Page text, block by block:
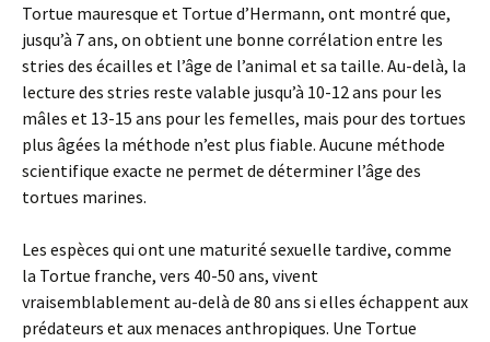
Tortue mauresque et Tortue d’Hermann, ont montré que,
jusqu’à 7 ans, on obtient une bonne corrélation entre les
stries des écailles et l’âge de l’animal et sa taille. Au-delà, la
lecture des stries reste valable jusqu’à 10-12 ans pour les
mâles et 13-15 ans pour les femelles, mais pour des tortues
plus âgées la méthode n’est plus fiable. Aucune méthode
scientifique exacte ne permet de déterminer l’âge des
tortues marines.
Les espèces qui ont une maturité sexuelle tardive, comme
la Tortue franche, vers 40-50 ans, vivent
vraisemblablement au-delà de 80 ans si elles échappent aux
prédateurs et aux menaces anthropiques. Une Tortue